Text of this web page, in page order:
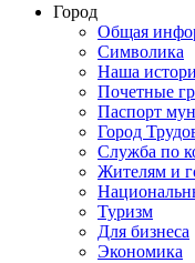
Город
Общая
Символика
Наша
Почетные
Паспорт
Город
Служба по
Жителям и
Туризм
Для бизнеса
Экономика